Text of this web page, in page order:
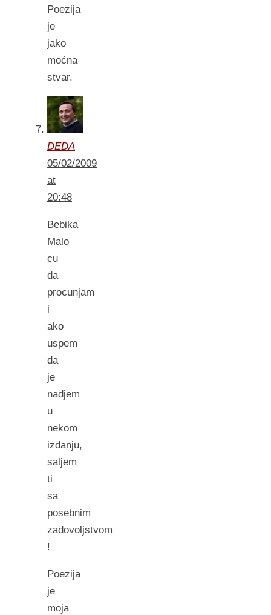
Poezija
je
jako
moćna
stvar.
DEDA
05/02/2009
at
20:48
Bebika
Malo
cu
da
procunjam
i
ako
uspem
da
je
nadjem
u
nekom
izdanju,
saljem
ti
sa
posebnim
zadovoljstvom
!
Poezija
je
moja